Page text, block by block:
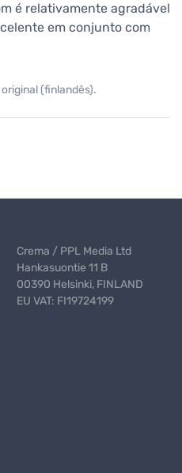
é relativamente agradável
em conjunto com
(finlandês).
Crema / PPL Media Ltd
Hankasuontie 11 B
00390 Helsinki, FINLAND
EU VAT: FI19724199